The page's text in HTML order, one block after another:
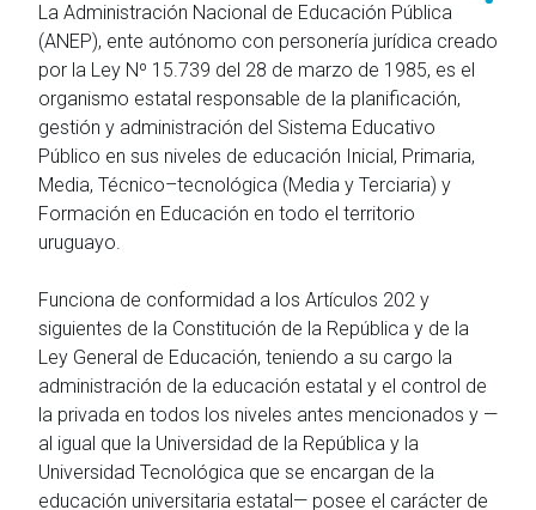
La Administración Nacional de Educación Pública
(ANEP), ente autónomo con personería jurídica creado
por la Ley Nº 15.739 del 28 de marzo de 1985, es el
organismo estatal responsable de la planificación,
gestión y administración del Sistema Educativo
Público en sus niveles de educación Inicial, Primaria,
Media, Técnico–tecnológica (Media y Terciaria) y
Formación en Educación en todo el territorio
uruguayo.
Funciona de conformidad a los Artículos 202 y
siguientes de la Constitución de la República y de la
Ley General de Educación, teniendo a su cargo la
administración de la educación estatal y el control de
la privada en todos los niveles antes mencionados y —
al igual que la Universidad de la República y la
Universidad Tecnológica que se encargan de la
educación universitaria estatal— posee el carácter de